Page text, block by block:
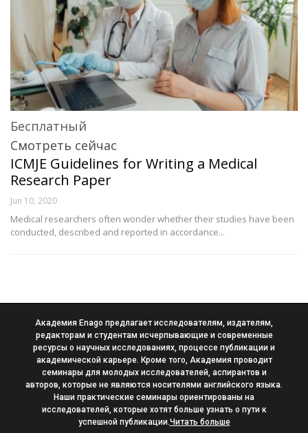
Бесплатный
Смотреть сейчас
ICMJE Guidelines for Writing a Medical
Research Paper
Jun 10, 2020
Medical researchers often wonder whether their studies have been
conducted, described and reported in accordance...
Академия Enago предлагает исследователям, издателям,
редакторам и студентам исчерпывающие и современные
ресурсы о научных исследованиях, процессе публикации и
академической карьере. Кроме того, Академия проводит
семинары для молодых исследователей, аспирантов и
авторов, которые не являются носителями английского языка.
Наши практические семинары ориентированы на
исследователей, которые хотят больше узнать о пути к
успешной публикации.Читать больше